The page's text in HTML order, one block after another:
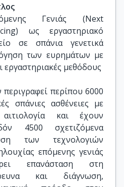
Γενιάς (Next
ως εργαστηριακό
σε σπάνια γενετικά
των ευρημάτων με
εργαστηριακές μεθόδους
περίπου 6000
σπάνιες ασθένειες με
και έχουν
4500 σχετιζόμενα
των τεχνολογιών
επόμενης γενιάς
επανάσταση στη
και διάγνωση,